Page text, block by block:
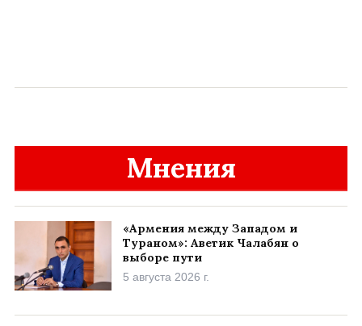
Мнения
«Армения между Западом и
Тураном»: Аветик Чалабян о
выборе пути
5 августа 2026 г.